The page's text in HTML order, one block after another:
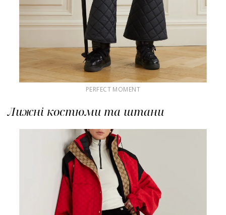
PERFECT MOMENT
Лижні костюми та штани